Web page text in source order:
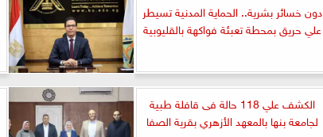
دون خسائر بشرية.. الحماية المدنية تسيطر
علي حريق بمحطة تعبئة فواكهة بالقليوبية
الكشف علي 118 حالة فى قافلة طبية
لجامعة بنها بالمعهد الأزهري بقرية الصفا